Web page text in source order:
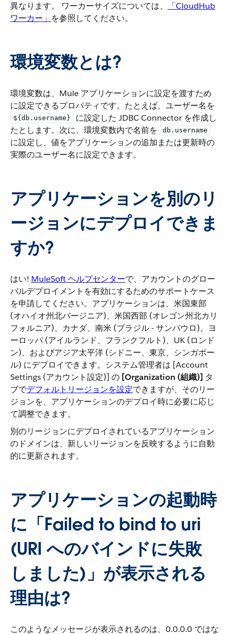
異なります。 ワーカーサイズについては、​
「CloudHub
ワーカー」 ​を参照してください。
環境変数とは?
環境変数は、Mule アプリケーションに設定を渡すため
に設定できるプロパティです。たとえば、ユーザー名を ​
${db.username}
​ に設定した JDBC Connector を作成し
たとします。次に、環境変数内で名前を ​
db.username
に設定し、値をアプリケーションの追加または更新時の
実際のユーザー名に設定できます。
アプリケーションを別のリ
ージョンにデプロイできま
すか?
はい! MuleSoft ヘルプセンター​で、アカウントのグロー
バルデプロイメントを有効にするためのサポートケース
を申請してください。アプリケーションは、米国東部
(オハイオ州北バージニア)、米国西部 (オレゴン州北カリ
フォルニア)、カナダ、南米 (ブラジル - サンパウロ)、ヨ
ーロッパ (アイルランド、フランクフルト)、UK (ロンド
ン)、およびアジア太平洋 (シドニー、東京、シンガポー
ル) にデプロイできます。システム管理者は [Account
Settings (アカウント設定)] の ​ [Organization (組織)] ​ タ
ブで​デフォルトリージョンを設定​できますが、そのリー
ジョンを、アプリケーションのデプロイ時に必要に応じ
て調整できます。
別のリージョンにデプロイされているアプリケーション
のドメインは、新しいリージョンを反映するように自動
的に更新されます。
アプリケーションの起動時
に「Failed to bind to uri
(URI へのバインドに失敗
しました)」が表示される
理由は?
このようなメッセージが表示されるのは、0.0.0.0 ではな